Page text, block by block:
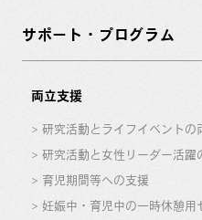
サポート・プログラム
両立支援
研究活動とライフイベントの
研究活動と女性リーダー活躍
育児期間等への支援
妊娠中・育児中の一時休憩用